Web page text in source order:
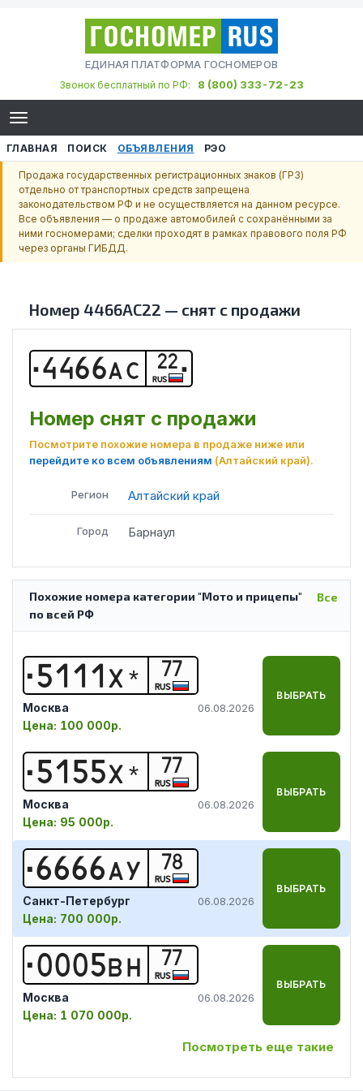
ЕДИНАЯ ПЛАТФОРМА ГОСНОМЕРОВ
Звонок бесплатный по РФ:
8 (800) 333-72-23
ГЛАВНАЯ ПОИСК ОБЪЯВЛЕНИЯ РЭО
Продажа государственных регистрационных знаков (ГРЗ)
отдельно от транспортных средств запрещена
законодательством РФ и не осуществляется на данном ресурсе.
Все объявления — о продаже автомобилей с сохранёнными за
ними госномерами; сделки проходят в рамках правового поля РФ
через органы ГИБДД.
Номер 4466АС22 — снят с продажи
4466А С 22
RUS
Номер снят с продажи
Посмотрите похожие номера в продаже ниже или
перейдите ко всем объявлениям (Алтайский край).
Регион Алтайский край
Город Барнаул
Все
Похожие номера категории "Мото и прицепы"
по всей РФ
51 1 1 Х * 77
RUS
Москва 06.08.2026
Цена: 100 000р.
ВЫБРАТЬ
51 55Х * 77
RUS
Москва 06.08.2026
Цена: 95 000р.
ВЫБРАТЬ
6666 АУ 78
RUS
Санкт-Петербург 06.08.2026
Цена: 700 000р.
ВЫБРАТЬ
0005В Н 77
RUS
Москва 06.08.2026
Цена: 1 070 000р.
ВЫБРАТЬ
Посмотреть еще такие